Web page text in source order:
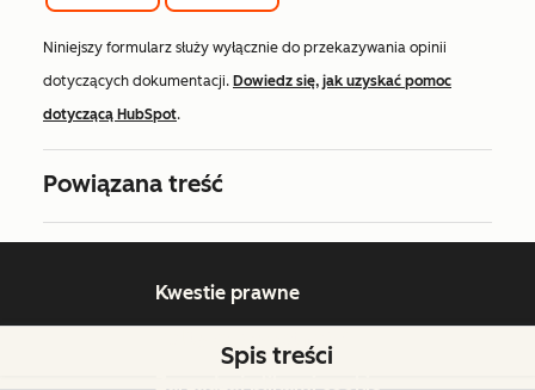
Niniejszy formularz służy wyłącznie do przekazywania opinii
dotyczących dokumentacji. Dowiedz się, jak uzyskać pomoc
dotyczącą HubSpot.
Powiązana treść
Spis treści
Kwestie prawne
Zarządzaj plikami cookie